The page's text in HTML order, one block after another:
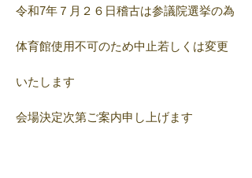
令和7年７月２６日稽古は参議院選挙の為
体育館使用不可のため中止若しくは変更
いたします
​会場決定次第ご案内申し上げます